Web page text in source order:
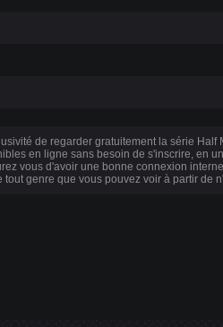
de regarder gratuitement la série
en ligne sans besoin de s'inscrire, en
vous d'avoir une bonne connexion
genre que vous pouvez voir à partir de